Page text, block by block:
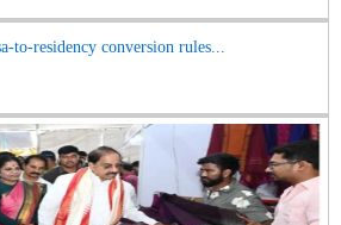
to-residency conversion rules...